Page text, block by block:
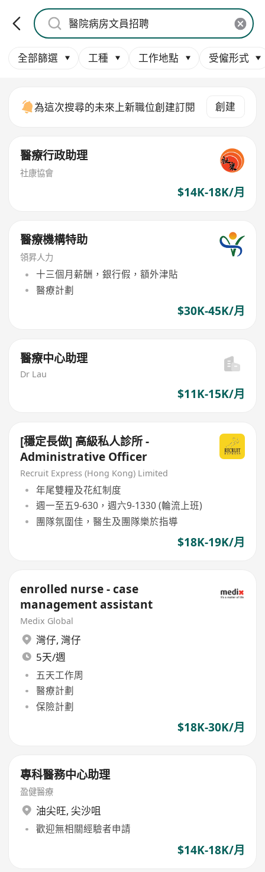
全部篩選 工種 工作地點 受僱形式
為這次搜尋的未來上新職位創建訂閱 創建
醫療行政助理
社康協會
$14K-18K/月
醫療機構特助
領昇人力
十三個月薪酬，銀行假，額外津貼
醫療計劃
$30K-45K/月
醫療中心助理
Dr Lau
$11K-15K/月
[穩定長做] 高級私人診所 -
Administrative Officer
Recruit Express (Hong Kong) Limited
年尾雙糧及花紅制度
週一至五9-630，週六9-1330 (輪流上班)
團隊氛圍佳，醫生及團隊樂於指導
$18K-19K/月
enrolled nurse - case
management assistant
Medix Global
灣仔, 灣仔
5天/週
五天工作周
醫療計劃
保險計劃
$18K-30K/月
專科醫務中心助理
盈健醫療
油尖旺, 尖沙咀
歡迎無相關經驗者申請
$14K-18K/月